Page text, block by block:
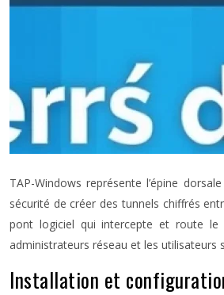
TAP-Windows représente l’épine
sécurité de créer des tunnels chiffrés
pont logiciel qui intercepte et route le
administrateurs réseau et les utilisateurs
Installation et